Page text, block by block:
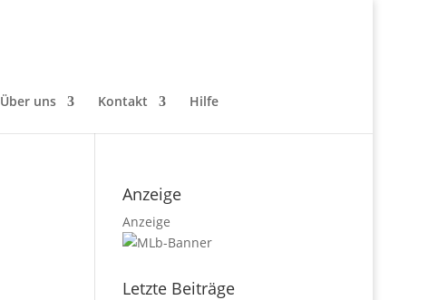
Über uns Kontakt Hilfe
Anzeige
Anzeige
Letzte Beiträge